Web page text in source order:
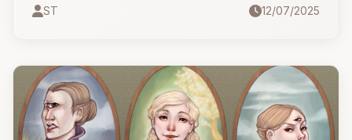
nạn, bốn anh em đã cùng nhau hợp sức... và
năng và lòng đoàn kết
ST 12/07/2025